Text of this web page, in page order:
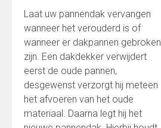
Laat uw pannendak vervangen
wanneer het verouderd is of
wanneer er dakpannen gebroken
zijn. Een dakdekker verwijdert
eerst de oude pannen,
desgewenst verzorgt hij meteen
het afvoeren van het oude
materiaal. Daarna legt hij het